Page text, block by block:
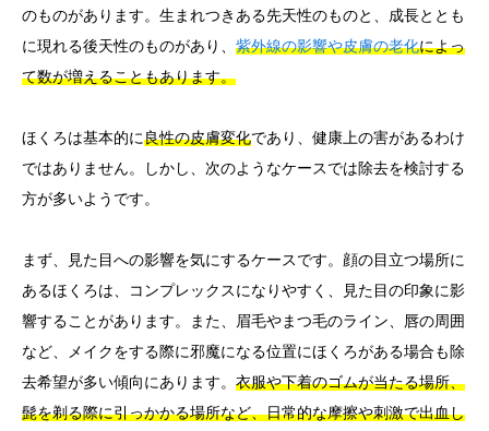
のものがあります。生まれつきある先天性のものと、成長ととも
に現れる後天性のものがあり、 紫外線の影響や皮膚の老化によっ
て数が増えることもあります。
ほくろは基本的に良性の皮膚変化であり、健康上の害があるわけ
ではありません。しかし、次のようなケースでは除去を検討する
方が多いようです。
まず、見た目への影響を気にするケースです。顔の目立つ場所に
あるほくろは、コンプレックスになりやすく、見た目の印象に影
響することがあります。また、眉毛やまつ毛のライン、唇の周囲
など、メイクをする際に邪魔になる位置にほくろがある場合も除
去希望が多い傾向にあります。 衣服や下着のゴムが当たる場所、
髭を剃る際に引っかかる場所など、日常的な摩擦や刺激で出血し